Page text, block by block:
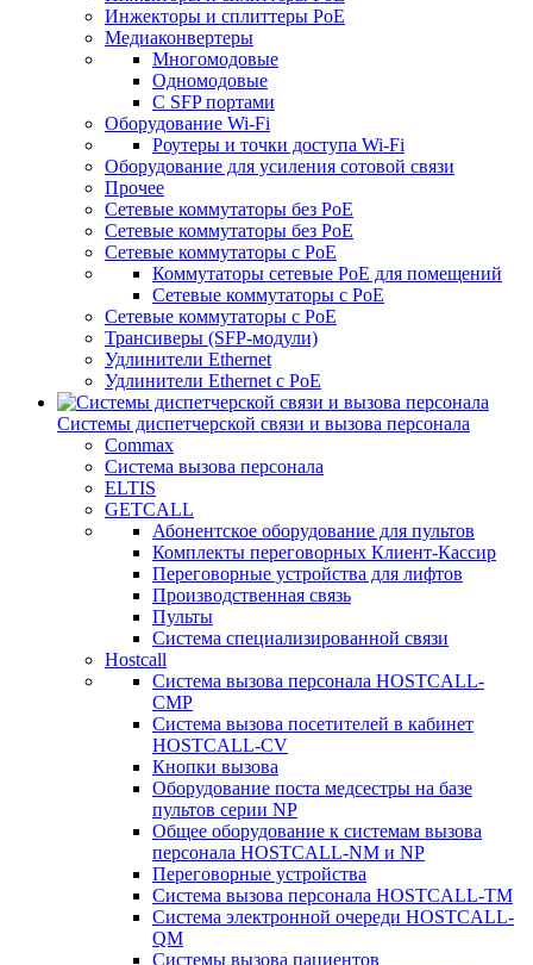
Инжекторы и сплиттеры РоЕ
Медиаконвертеры
Многомодовые
Одномодовые
С SFP портами
Оборудование Wi-Fi
Роутеры и точки доступа Wi-Fi
Оборудование для усиления сотовой связи
Прочее
Сетевые коммутаторы без PoE
Сетевые коммутаторы без РоЕ
Сетевые коммутаторы с PoE
Коммутаторы сетевые PoE для помещений
Сетевые коммутаторы с PoE
Сетевые коммутаторы с РоЕ
Трансиверы (SFP-модули)
Удлинители Ethernet
Удлинители Ethernet с PoE
Системы диспетчерской связи и вызова персонала
Commax
Cистема вызова персонала
ELTIS
GETCALL
Абонентское оборудование для пультов
Комплекты переговорных Клиент-Кассир
Переговорные устройства для лифтов
Производственная связь
Пульты
Система специализированной связи
Hostcall
Cистема вызова персонала HOSTCALL-
CMP
Cистема вызова посетителей в кабинет
HOSTCALL-CV
Кнопки вызова
Оборудование поста медсестры на базе
пультов серии NP
Общее оборудование к системам вызова
персонала HOSTCALL-NM и NP
Переговорные устройства
Система вызова персонала HOSTCALL-TM
Система электронной очереди HOSTCALL-
QM
Системы вызова пациентов